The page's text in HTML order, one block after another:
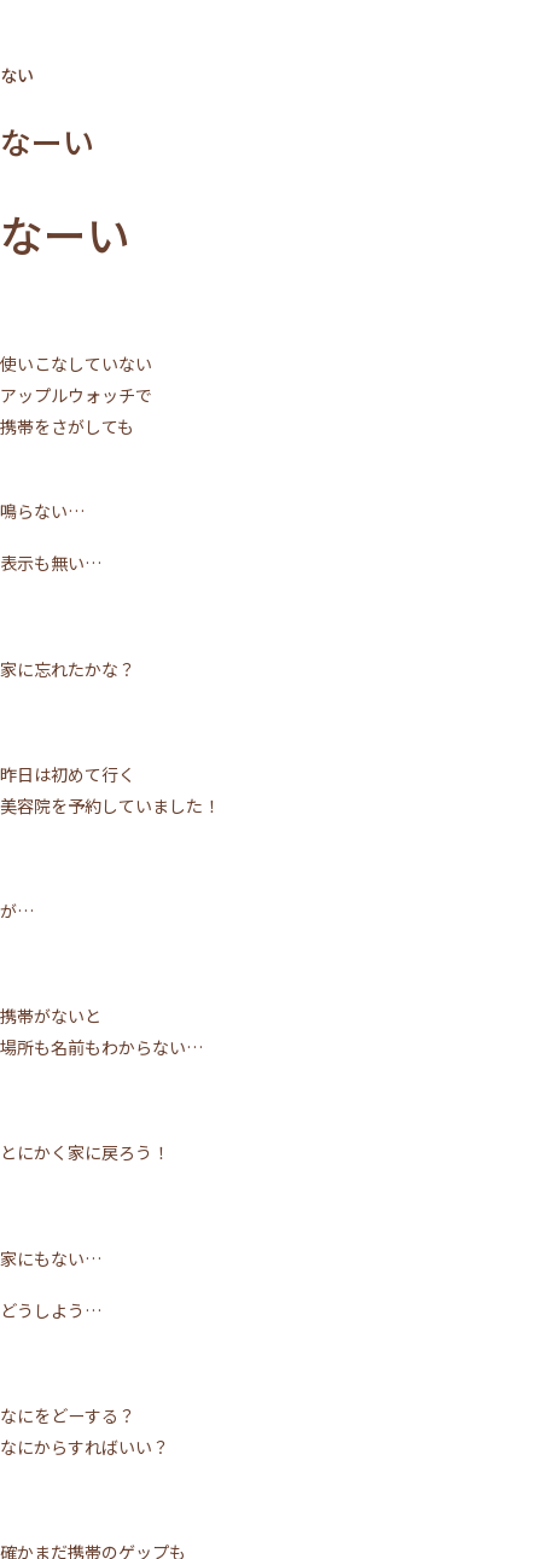
施術について
サロンについて
ご利用の流れ
VOICE
ない
なーい
なーい
使いこなしていない
アップルウォッチで
携帯をさがしても
鳴らない…
表示も無い…
家に忘れたかな？
昨日は初めて行く
美容院を予約していました！
が…
携帯がないと
場所も名前もわからない…
とにかく家に戻ろう！
家にもない…
どうしよう…
なにをどーする？
なにからすればいい？
確かまだ携帯のゲップも